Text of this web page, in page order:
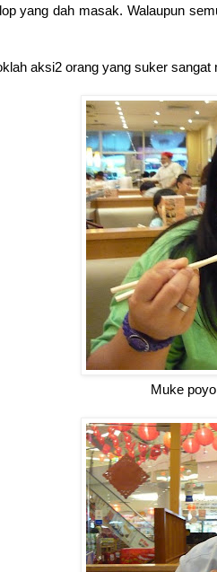
yang dah masak. Walaupun
aksi2 orang yang suker sangat
Muke